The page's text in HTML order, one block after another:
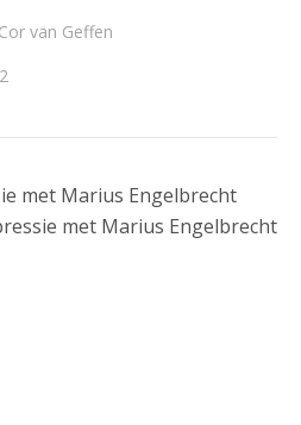
Cor van Geffen
met Marius Engelbrecht
met Marius Engelbrecht